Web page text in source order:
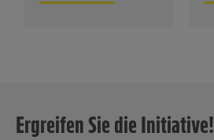
Ergreifen Sie die Initiative!